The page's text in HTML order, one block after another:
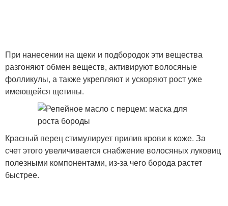
При нанесении на щеки и подбородок эти вещества
разгоняют обмен веществ, активируют волосяные
фолликулы, а также укрепляют и ускоряют рост уже
имеющейся щетины.
Красный перец стимулирует прилив крови к коже. За
счет этого увеличивается снабжение волосяных луковиц
полезными компонентами, из-за чего борода растет
быстрее.